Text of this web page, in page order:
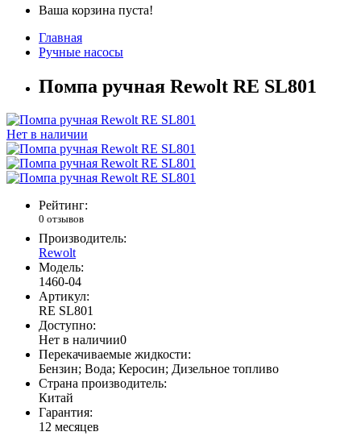
Ваша корзина пуста!
Главная
Ручные насосы
Помпа ручная Rewolt RE SL801
Нет в наличии
Рейтинг:
0 отзывов
Производитель:
Rewolt
Модель:
1460-04
Артикул:
RE SL801
Доступно:
Нет в наличии0
Перекачиваемые жидкости:
Бензин; Вода; Керосин; Дизельное топливо
Страна производитель:
Китай
Гарантия:
12 месяцев